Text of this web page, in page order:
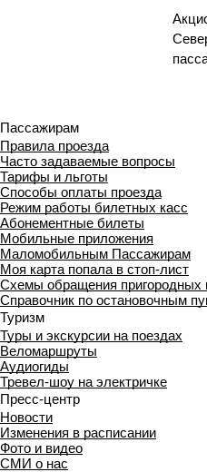
Пассажирам
Правила проезда
Часто задаваемые вопросы
Тарифы и льготы
Способы оплаты проезда
Режим работы билетных касс
Абонементные билеты
Мобильные приложения
Маломобильным Пассажирам
Моя карта попала в стоп-лист
Cхемы обращения пригородных
Справочник по остановочным
Туризм
Туры и экскурсии на поездах
Веломаршруты
Аудиогиды
Тревел-шоу на электричке
Пресс-центр
Новости
Изменения в расписании
Фото и видео
СМИ о нас